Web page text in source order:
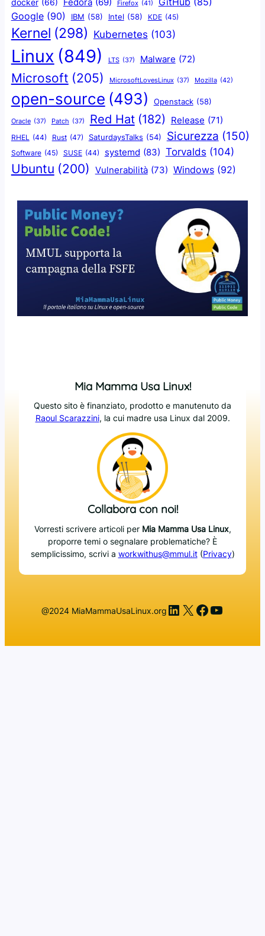
Fedora (69) Firefox (41)
Google (90) IBM (58) Intel (58) KDE (45)
Kernel (298) Kubernetes (103)
Linux (849) LTS (37) Malware (72)
Microsoft (205) MicrosoftLovesLinux (37) Mozilla (42)
open-source (493) Openstack (58)
Oracle (37) Patch (37) Red Hat (182) Release (71)
RHEL (44) Rust (47) SaturdaysTalks (54) Sicurezza (150)
Software (45) SUSE (44) systemd (83) Torvalds (104)
Ubuntu (200) Vulnerabilità (73) Windows (92)
Mia Mamma Usa Linux!
Questo sito è finanziato, prodotto e manutenuto da
Raoul Scarazzini, la cui madre usa Linux dal 2009.
Collabora con noi!
Vorresti scrivere articoli per Mia Mamma Usa Linux,
proporre temi o segnalare problematiche? È
semplicissimo, scrivi a workwithus@mmul.it(Privacy)
@2024 MiaMammaUsaLinux.org LinkedIn
X Facebook